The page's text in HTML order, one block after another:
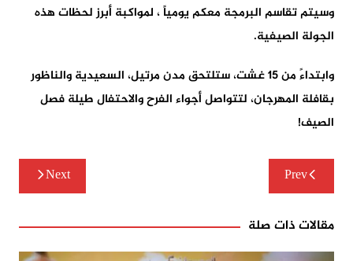
وسيتم تقاسم البرمجة معكم يومياً ، لمواكبة أبرز لحظات هذه
الجولة الصيفية.
وابتداءً من 15 غشت، ستلتحق مدن مرتيل، السعيدية والناظور
بقافلة المهرجان، لتتواصل أجواء الفرح والاحتفال طيلة فصل
الصيف!
تصفّح
المقالاتPrev
Next
مقالات ذات صلة